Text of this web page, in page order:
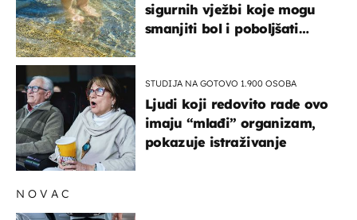
sigurnih vježbi koje mogu
smanjiti bol i poboljšati
STUDIJA NA GOTOVO 1.900 OSOBA
Ljudi koji redovito rade ovo
imaju “mlađi” organizam,
pokazuje istraživanje
NOVAC